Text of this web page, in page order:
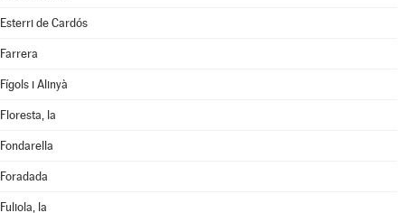
Esterri de Cardós
Farrera
Fígols i Alinyà
Floresta, la
Fondarella
Foradada
Fuliola, la